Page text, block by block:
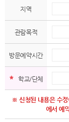
지역
관람목적
방문예약시간
* 학교/단체
※ 신청된 내용은 수
에서 예